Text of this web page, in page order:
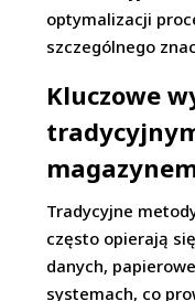
optymalizacji
szczególnego
Kluczowe
Tradycyjne
często opierają
danych,
systemach, co